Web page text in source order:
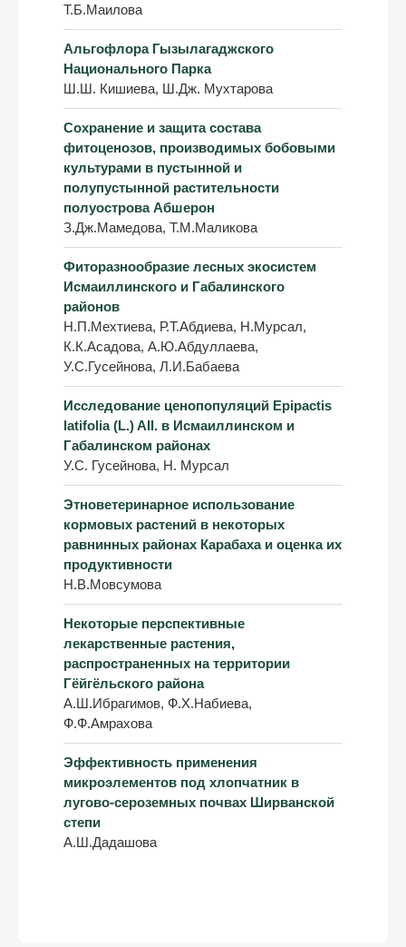
Т.Б.Маилова
Альгофлора Гызылагаджского
Национального Парка
Ш.Ш. Кишиева, Ш.Дж. Мухтарова
Сохранение и защита состава
фитоценозов, производимых бобовыми
культурами в пустынной и
полупустынной растительности
полуострова Абшерон
З.Дж.Мамедова, Т.М.Маликова
Фиторазнообразие лесных экосистем
Исмаиллинского и Габалинского
районов
Н.П.Мехтиева, Р.Т.Абдиева, Н.Мурсал,
К.К.Асадова, А.Ю.Абдуллаева,
У.С.Гусейнова, Л.И.Бабаева
Исследование ценопопуляций Epipactis
latifolia (L.) All. в Исмаиллинском и
Габалинском районах
У.С. Гусейнова, Н. Мурсал
Этноветеринарное использование
кормовых растений в некоторых
равнинных районах Карабаха и оценка их
продуктивности
Н.В.Мовсумова
Некоторые перспективные
лекарственные растения,
распространенных на территории
Гёйгёльского района
А.Ш.Ибрагимов, Ф.Х.Набиева,
Ф.Ф.Амрахова
Эффективность применения
микроэлементов под хлопчатник в
лугово-сероземных почвах Ширванской
степи
А.Ш.Дадашова